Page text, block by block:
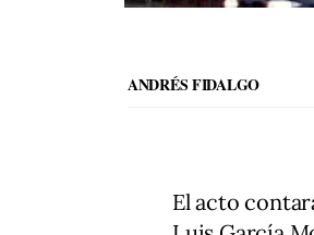
ANDRÉS FIDALGO
El acto